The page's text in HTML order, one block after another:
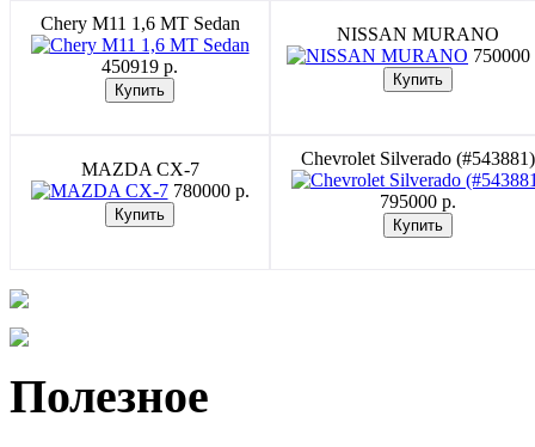
Chery M11 1,6 MT Sedan
450919 p.
NISSAN MURANO
750000
MAZDA CX-7
780000 p.
Chevrolet Silverado (#543881)
795000 p.
Полезное